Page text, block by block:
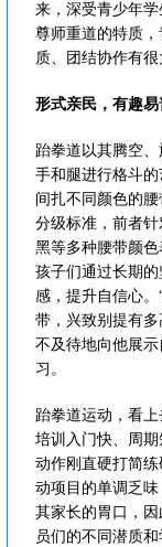
来，深受青少年
尊师重道的特质
质、团结协作有很
形式亲民，有趣易
跆拳道以其腾空
手和腿进行格斗
间扎不同颜色的
分级标准，前者针
黑等多种腰带颜色
孩子们通过长期
感，提升自信心
带，兴致别提有
不及待地向他展
习。
跆拳道运动，看
培训入门快、周
动作刚直硬打简
动项目的单调乏
其家长的胃口，
员们的不同潜质